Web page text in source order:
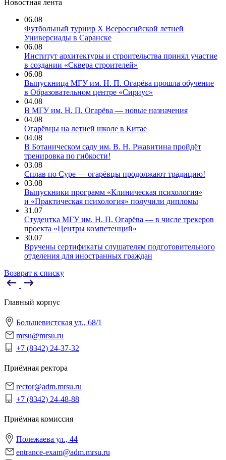
Новостная лента
06.08
Футбольный турнир X Всероссийской летней
Универсиады в Саранске
06.08
Институт архитектуры и строительства принял участие
в создании «Сквера строителей»
06.08
Выпускница МГУ им. Н. П. Огарёва прошла обучение
в Образовательном центре «Сириус»
04.08
В МГУ им. Н. П. Огарёва — новые назначения
04.08
Огарёвцы на летней школе в Китае
04.08
В Ботаническом саду им. В. Н. Ржавитина пройдёт
тренировка по гибкости!
03.08
Сплав по Суре — огарёвцы продолжают традицию!
03.08
Выпускники программ «Клиническая психология»
и «Практическая психология» получили дипломы
31.07
Студентка МГУ им. Н. П. Огарёва — в числе трекеров
проекта «Центры компетенций»
30.07
Вручены сертификаты слушателям подготовительного
отделения для иностранных граждан
Возврат к списку
Главный корпус
Большевистская ул., 68/1
mrsu@mrsu.ru
+7 (8342) 24-37-32
Приёмная ректора
rector@adm.mrsu.ru
+7 (8342) 24-48-88
Приёмная комиссия
Полежаева ул., 44
entrance-exam@adm.mrsu.ru